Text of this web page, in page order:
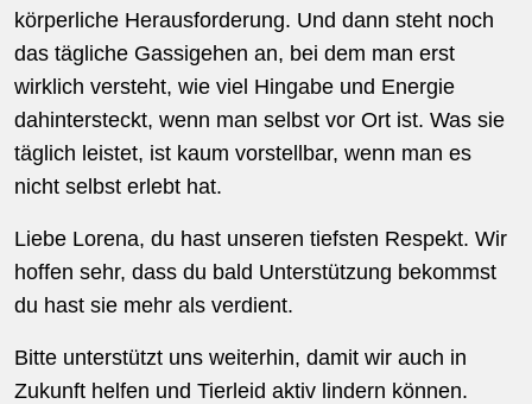
körperliche Herausforderung. Und dann steht noch
das tägliche Gassigehen an, bei dem man erst
wirklich versteht, wie viel Hingabe und Energie
dahintersteckt, wenn man selbst vor Ort ist. Was sie
täglich leistet, ist kaum vorstellbar, wenn man es
nicht selbst erlebt hat.
Liebe Lorena, du hast unseren tiefsten Respekt. Wir
hoffen sehr, dass du bald Unterstützung bekommst
du hast sie mehr als verdient.
Bitte unterstützt uns weiterhin, damit wir auch in
Zukunft helfen und Tierleid aktiv lindern können.